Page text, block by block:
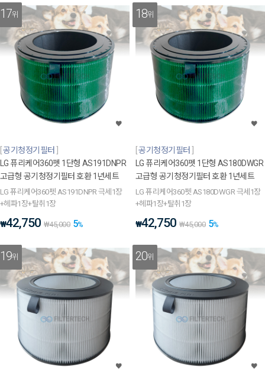
17위
공기청정기필터
LG 퓨리케어360펫 1단형 AS191DNPR
고급형 공기청정기필터 호환 1년세트
LG 퓨리케어360펫 AS191DNPR 극세1장
+헤파1장+탈취1장
₩42,750 ₩45,000 5%
18위
공기청정기필터
LG 퓨리케어360펫 1단형 AS180DWGR
고급형 공기청정기필터 호환 1년세트
LG 퓨리케어360펫 AS180DWGR 극세1장
+헤파1장+탈취1장
₩42,750 ₩45,000 5%
19위 20위